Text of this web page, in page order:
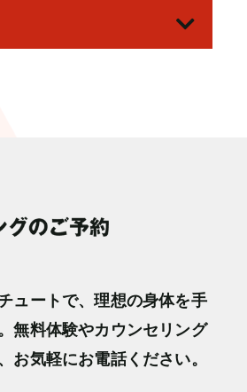
ュートで、理想の身体を手
無料体験やカウンセリング
お気軽にお電話ください。